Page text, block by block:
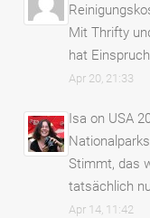
Mit Thrifty
hat
Apr 20, 21:33
Isa on USA
Stimmt, das
tatsächlich
Apr 14, 11:42